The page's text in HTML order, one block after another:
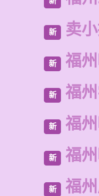
新 卖
新 福
新 福
新 福
新 福
新 福